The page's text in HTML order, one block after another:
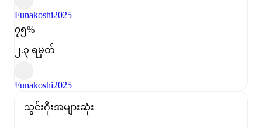
Funakoshi2025
၇၅%
၂.၃ ရမှတ်
Funakoshi2025
သွင်းဂိုးအများဆုံး